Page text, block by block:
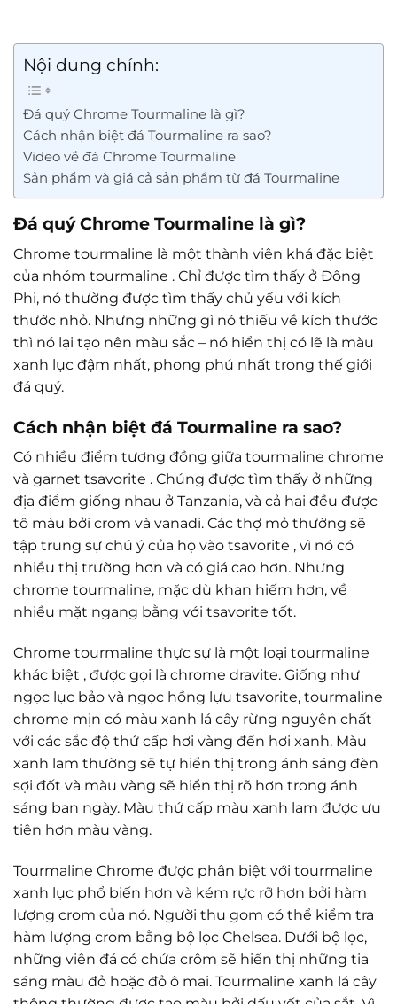
Nội dung chính:
Đá quý Chrome Tourmaline là gì?
Cách nhận biệt đá Tourmaline ra sao?
Video về đá Chrome Tourmaline
Sản phẩm và giá cả sản phẩm từ đá Tourmaline
Đá quý Chrome Tourmaline là gì?
Chrome tourmaline là một thành viên khá đặc biệt
của nhóm tourmaline . Chỉ được tìm thấy ở Đông
Phi, nó thường được tìm thấy chủ yếu với kích
thước nhỏ. Nhưng những gì nó thiếu về kích thước
thì nó lại tạo nên màu sắc – nó hiển thị có lẽ là màu
xanh lục đậm nhất, phong phú nhất trong thế giới
đá quý.
Cách nhận biệt đá Tourmaline ra sao?
Có nhiều điểm tương đồng giữa tourmaline chrome
và garnet tsavorite . Chúng được tìm thấy ở những
địa điểm giống nhau ở Tanzania, và cả hai đều được
tô màu bởi crom và vanadi. Các thợ mỏ thường sẽ
tập trung sự chú ý của họ vào tsavorite , vì nó có
nhiều thị trường hơn và có giá cao hơn. Nhưng
chrome tourmaline, mặc dù khan hiếm hơn, về
nhiều mặt ngang bằng với tsavorite tốt.
Chrome tourmaline thực sự là một loại tourmaline
khác biệt , được gọi là chrome dravite. Giống như
ngọc lục bảo và ngọc hồng lựu tsavorite, tourmaline
chrome mịn có màu xanh lá cây rừng nguyên chất
với các sắc độ thứ cấp hơi vàng đến hơi xanh. Màu
xanh lam thường sẽ tự hiển thị trong ánh sáng đèn
sợi đốt và màu vàng sẽ hiển thị rõ hơn trong ánh
sáng ban ngày. Màu thứ cấp màu xanh lam được ưu
tiên hơn màu vàng.
Tourmaline Chrome được phân biệt với tourmaline
xanh lục phổ biến hơn và kém rực rỡ hơn bởi hàm
lượng crom của nó. Người thu gom có thể kiểm tra
hàm lượng crom bằng bộ lọc Chelsea. Dưới bộ lọc,
những viên đá có chứa crôm sẽ hiển thị những tia
sáng màu đỏ hoặc đỏ ô mai. Tourmaline xanh lá cây